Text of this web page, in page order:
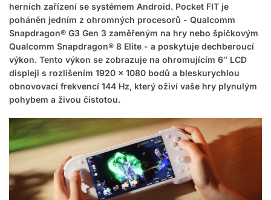
herních zařízení se systémem Android. Pocket FIT je
poháněn jedním z ohromných procesorů - Qualcomm
Snapdragon® G3 Gen 3 zaměřeným na hry nebo špičkovým
Qualcomm Snapdragon® 8 Elite - a poskytuje dechberoucí
výkon. Tento výkon se zobrazuje na ohromujícím 6″ LCD
displeji s rozlišením 1920 × 1080 bodů a bleskurychlou
obnovovací frekvencí 144 Hz, který oživí vaše hry plynulým
pohybem a živou čistotou.